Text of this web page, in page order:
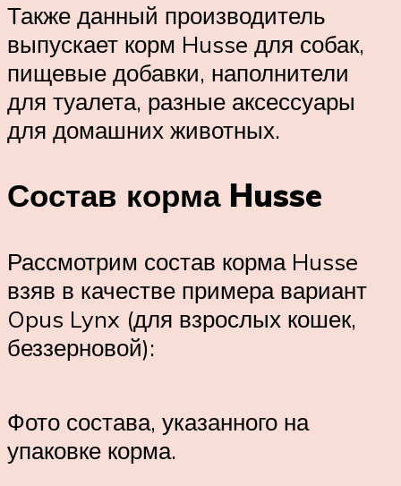
Также данный производитель
выпускает корм Husse для собак,
пищевые добавки, наполнители
для туалета, разные аксессуары
для домашних животных.
Состав корма Husse
Рассмотрим состав корма Husse
взяв в качестве примера вариант
Opus Lynx (для взрослых кошек,
беззерновой):
Фото состава, указанного на
упаковке корма.